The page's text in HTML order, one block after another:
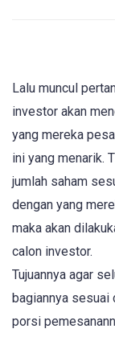
Lalu muncul
investor akan
yang mereka
ini yang menarik.
jumlah saham
dengan yang
maka akan
calon investor.
Tujuannya agar
bagiannya sesuai
porsi